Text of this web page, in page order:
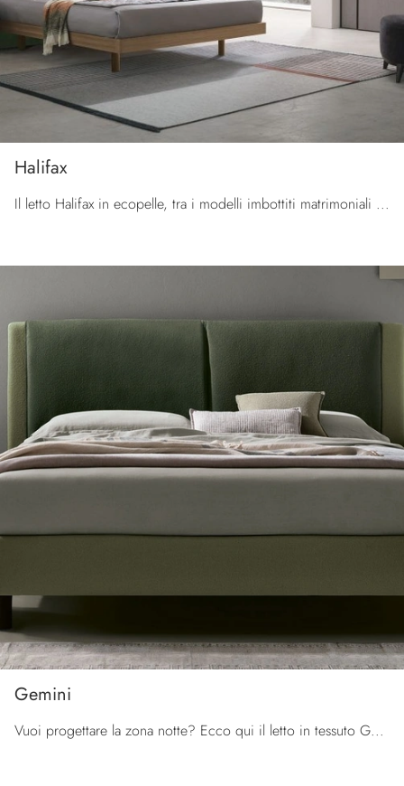
Halifax
Il letto Halifax in ecopelle, tra i modelli imbottiti matrimoniali moderni di Tomasella, è ideale per garantirti il sonno più profondo.
Gemini
Vuoi progettare la zona notte? Ecco qui il letto in tessuto Gemini di Tomasella per spazi moderni.